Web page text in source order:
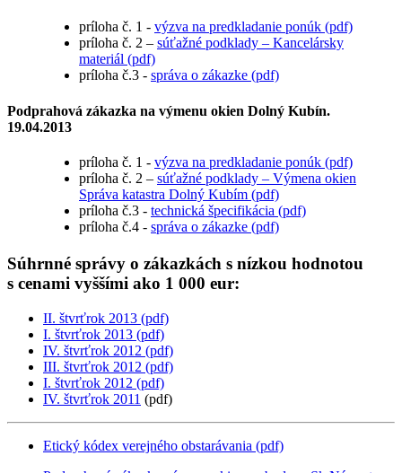
príloha č. 1 - výzva na predkladanie ponúk (pdf)
príloha č. 2 – súťažné podklady – Kancelársky
materiál (pdf)
príloha č.3 - správa o zákazke (pdf)
Podprahová zákazka na výmenu okien Dolný Kubín.
19.04.2013
príloha č. 1 - výzva na predkladanie ponúk (pdf)
príloha č. 2 – súťažné podklady – Výmena okien
Správa katastra Dolný Kubím (pdf)
príloha č.3 - technická špecifikácia (pdf)
príloha č.4 - správa o zákazke (pdf)
Súhrnné správy o zákazkách s nízkou hodnotou
s cenami vyššími ako 1 000 eur:
II. štvrťrok 2013 (pdf)
I. štvrťrok 2013 (pdf)
IV. štvrťrok 2012 (pdf)
III. štvrťrok 2012 (pdf)
I. štvrťrok 2012 (pdf)
IV. štvrťrok 2011 (pdf)
Etický kódex verejného obstarávania (pdf)